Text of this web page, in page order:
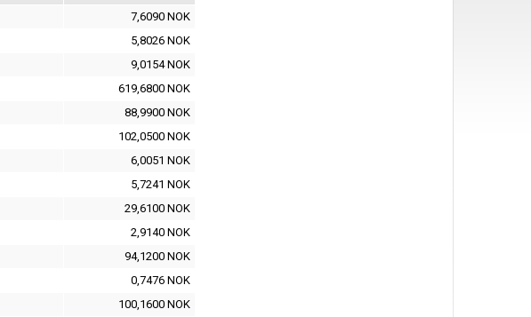
7,6090 NOK
5,8026 NOK
9,0154 NOK
619,6800 NOK
88,9900 NOK
102,0500 NOK
6,0051 NOK
5,7241 NOK
29,6100 NOK
2,9140 NOK
94,1200 NOK
0,7476 NOK
100,1600 NOK